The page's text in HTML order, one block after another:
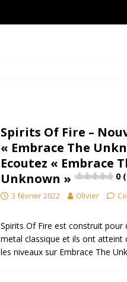
Spirits Of Fire –
« Embrace The
Ecoutez « Embrace
Unknown »
0
3 février 2022 Olivier
Spirits Of Fire est construit pour
metal classique et ils ont atteint
les niveaux sur Embrace The